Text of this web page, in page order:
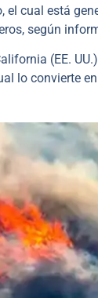
cual está
según
(EE.
lo convierte